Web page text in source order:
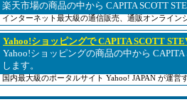
楽天市場の商品の中から CAPITA SCOTT
インターネット最大級の通信販売、通販オンライン
Yahoo!ショッピングで CAPITA SCOTT
Yahoo!ショッピングの商品の中から CAPITA
します。
国内最大級のポータルサイト Yahoo! JAPAN が運営